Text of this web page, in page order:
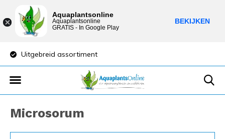
Uitgebreid assortiment
Microsorum
Aquaplantsonline
Aquaplantsonline
GRATIS - In Google Play
BEKIJKEN